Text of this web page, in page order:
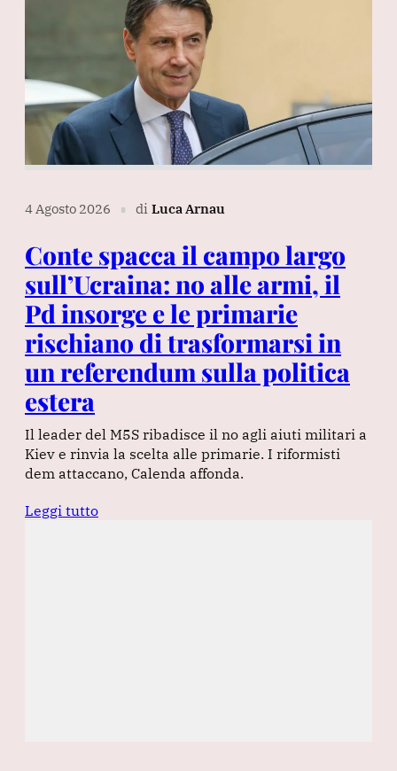
4 Agosto 2026 ∎ di Luca Arnau
Conte spacca il campo largo
sull’Ucraina: no alle armi, il
Pd insorge e le primarie
rischiano di trasformarsi in
un referendum sulla politica
estera
Il leader del M5S ribadisce il no agli aiuti militari a
Kiev e rinvia la scelta alle primarie. I riformisti
dem attaccano, Calenda affonda.
Leggi tutto